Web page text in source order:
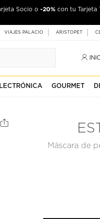
Socio o -20% con tu Tarjeta
VIAJES PALACIO ARISTOPET
GOURMET
Máscara de